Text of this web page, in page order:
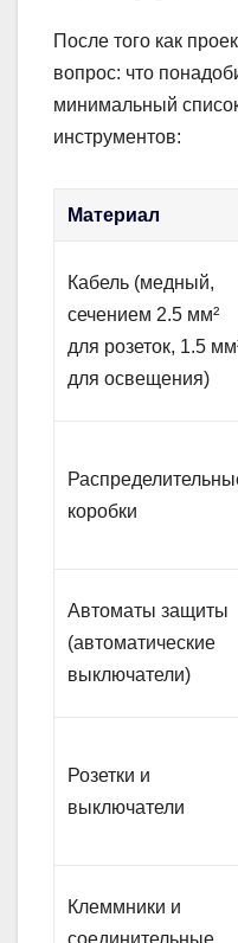
После того как
вопрос: что
минимальный
инструментов:
Материал
Кабель (медный,
сечением 2.5 мм²
для розеток, 1.5
для освещения)
коробки
Автоматы защиты
(автоматические
выключатели)
Розетки и
выключатели
Клеммники и